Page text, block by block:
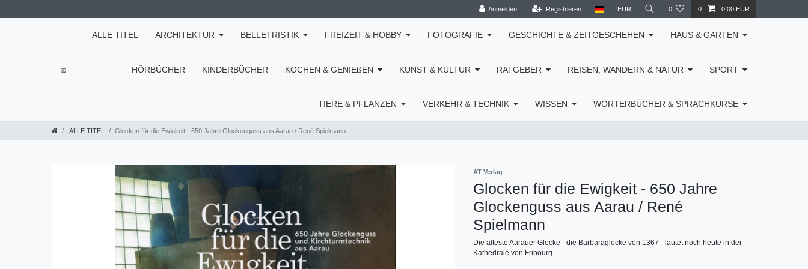
Anmelden Registrieren EUR 0 0 0,00 EUR
ALLE TITEL ARCHITEKTUR BELLETRISTIK FREIZEIT & HOBBY FOTOGRAFIE GESCHICHTE & ZEITGESCHEHEN HAUS & GARTEN
HÖRBÜCHER KINDERBÜCHER KOCHEN & GENIEßEN KUNST & KULTUR RATGEBER REISEN, WANDERN & NATUR SPORT
TIERE & PFLANZEN VERKEHR & TECHNIK WISSEN WÖRTERBÜCHER & SPRACHKURSE
ALLE TITEL Glocken für die Ewigkeit - 650 Jahre Glockenguss aus Aarau / René Spielmann
AT Verlag
Glocken für die Ewigkeit - 650 Jahre
Glockenguss aus Aarau / René
Spielmann
Die älteste Aarauer Glocke - die Barbaraglocke von 1367 - läutet noch heute in der
Kathedrale von Fribourg.